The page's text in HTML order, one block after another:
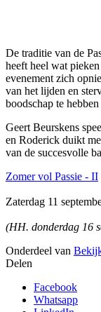
De traditie van de
heeft heel wat
evenement zich
van het lijden en
boodschap te
Geert Beurskens
en Roderick duikt
van de succesvolle
Zomer vol Passie - II
Zaterdag 11
(HH. donderdag 16
Onderdeel van
Delen
Facebook
Whatsapp